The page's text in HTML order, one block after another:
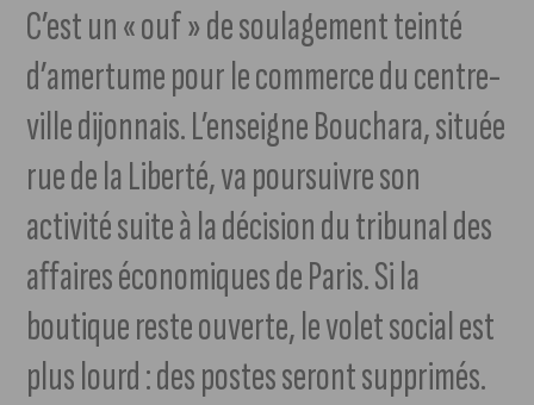
C’est un « ouf » de soulagement teinté
d’amertume pour le commerce du centre-
ville dijonnais. L’enseigne Bouchara, située
rue de la Liberté, va poursuivre son
activité suite à la décision du tribunal des
affaires économiques de Paris. Si la
boutique reste ouverte, le volet social est
plus lourd : des postes seront supprimés.